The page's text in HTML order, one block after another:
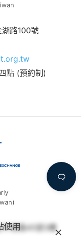
湖路100號
點 (預約制)
平南路45號3樓
使用